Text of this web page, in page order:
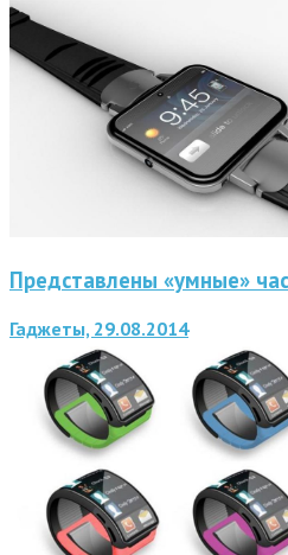
Представлены «умные»
Гаджеты, 29.08.2014